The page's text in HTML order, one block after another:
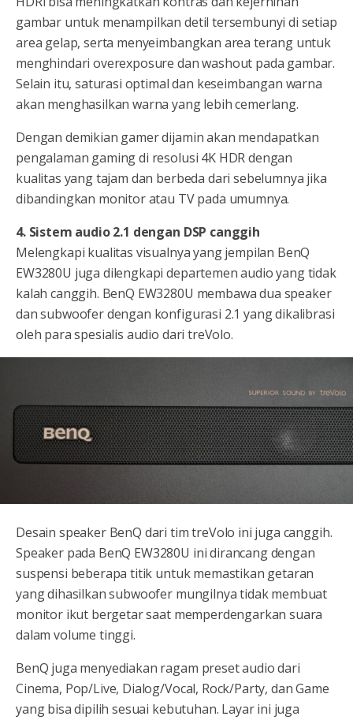
gambar untuk menampilkan detil tersembunyi di setiap
area gelap, serta menyeimbangkan area terang untuk
menghindari overexposure dan washout pada gambar.
Selain itu, saturasi optimal dan keseimbangan warna
akan menghasilkan warna yang lebih cemerlang.
Dengan demikian gamer dijamin akan mendapatkan
pengalaman gaming di resolusi 4K HDR dengan
kualitas yang tajam dan berbeda dari sebelumnya jika
dibandingkan monitor atau TV pada umumnya.
4. Sistem audio 2.1 dengan DSP canggih
Melengkapi kualitas visualnya yang jempilan BenQ
EW3280U juga dilengkapi departemen audio yang tidak
kalah canggih. BenQ EW3280U membawa dua speaker
dan subwoofer dengan konfigurasi 2.1 yang dikalibrasi
oleh para spesialis audio dari treVolo.
Desain speaker BenQ dari tim treVolo ini juga canggih.
Speaker pada BenQ EW3280U ini dirancang dengan
suspensi beberapa titik untuk memastikan getaran
yang dihasilkan subwoofer mungilnya tidak membuat
monitor ikut bergetar saat memperdengarkan suara
dalam volume tinggi.
BenQ juga menyediakan ragam preset audio dari
Cinema, Pop/Live, Dialog/Vocal, Rock/Party, dan Game
yang bisa dipilih sesuai kebutuhan. Layar ini juga